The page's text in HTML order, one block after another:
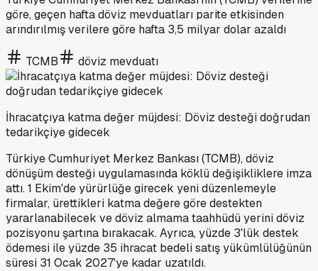
göre, geçen hafta döviz mevduatları parite etkisinden
arındırılmış verilere göre hafta 3,5 milyar dolar azaldı
TCMB döviz mevduatı
İhracatçıya katma değer müjdesi: Döviz desteği doğrudan
tedarikçiye gidecek
Türkiye Cumhuriyet Merkez Bankası (TCMB), döviz
dönüşüm desteği uygulamasında köklü değişikliklere imza
attı. 1 Ekim'de yürürlüğe girecek yeni düzenlemeyle
firmalar, ürettikleri katma değere göre destekten
yararlanabilecek ve döviz almama taahhüdü yerini döviz
pozisyonu şartına bırakacak. Ayrıca, yüzde 3'lük destek
ödemesi ile yüzde 35 ihracat bedeli satış yükümlülüğünün
süresi 31 Ocak 2027'ye kadar uzatıldı.